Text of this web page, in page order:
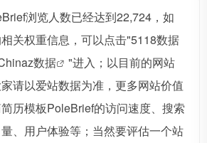
浏览人数已经达到22,724，如
关权重信息，可以点击"5118数据
数据
"进入；以目前的网站
请以爱站数据为准，更多网站价值
历模板PoleBrief的访问速度、搜索
、用户体验等；当然要评估一个站